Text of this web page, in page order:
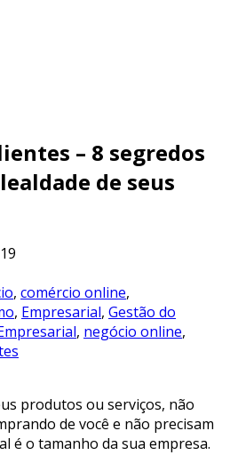
– 8 segredos
de seus
, comércio online,
, Empresarial, Gestão do
, negócio online,
produtos ou serviços, não
de você e não precisam
é o tamanho da sua empresa.